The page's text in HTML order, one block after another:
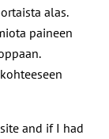
alas.
paineen
and if I had